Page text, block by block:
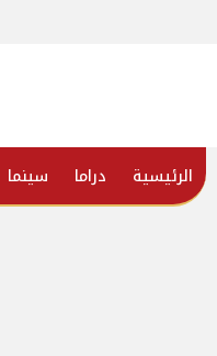
الرئيسية دراما سينما